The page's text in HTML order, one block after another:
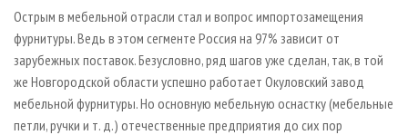
Острым в мебельной отрасли стал и вопрос импортозамещения
фурнитуры. Ведь в этом сегменте Россия на 97% зависит от
зарубежных поставок. Безусловно, ряд шагов уже сделан, так, в той
же Новгородской области успешно работает Окуловский завод
мебельной фурнитуры. Но основную мебельную оснастку (мебельные
петли, ручки и т. д.) отечественные предприятия до сих пор